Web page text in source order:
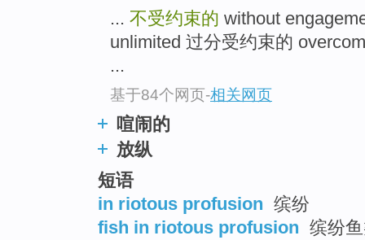
... 不受约束的 without
unlimited 过分受约束的
...
基于84个网页-相关网页
喧闹的
放纵
短语
in riotous profusion 缤纷
fish in riotous profusion 缤纷